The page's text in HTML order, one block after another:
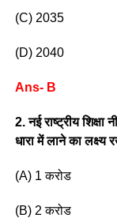
(C) 2035
(D) 2040
Ans- B
2. नई राष्ट्रीय
धारा में लाने का लक्ष्य
(A) 1 करोड
(B) 2 करोड